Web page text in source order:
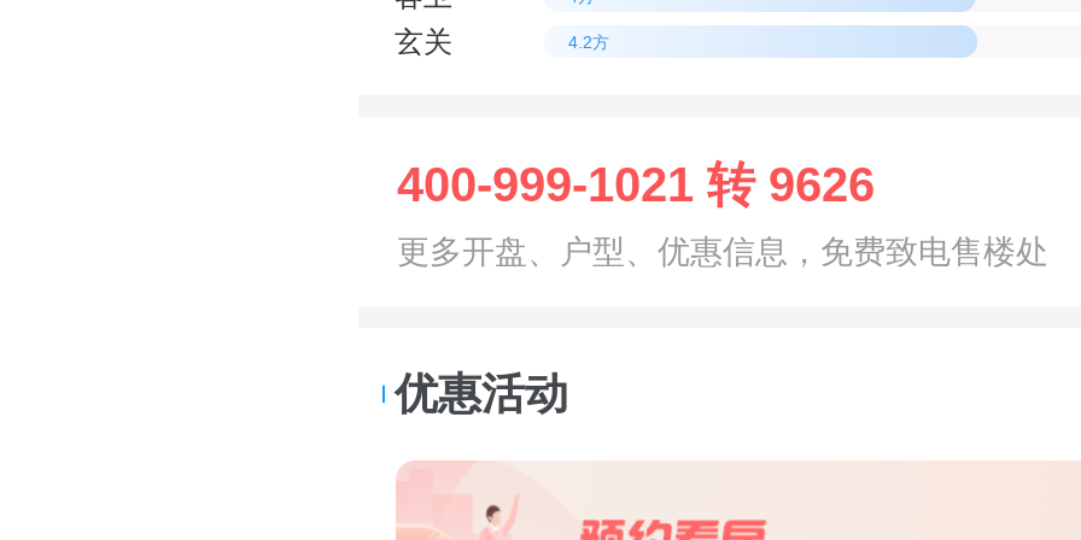
玄关 4.2方
400-999-1021 转 9626
更多开盘、户型、优惠信息，免费致电售楼处
优惠活动